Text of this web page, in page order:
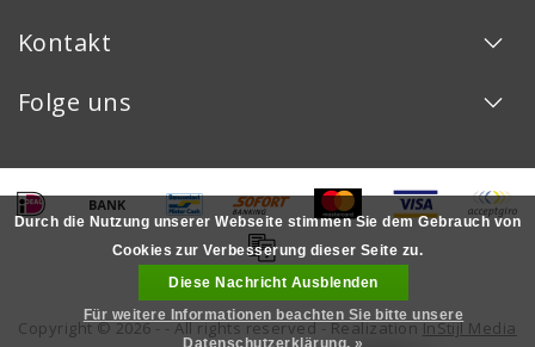
Kontakt
Folge uns
Copyright © 2026 - - All rights reserved - RealizationInStijl Media
Durch die Nutzung unserer Webseite stimmen Sie dem Gebrauch von
Cookies zur Verbesserung dieser Seite zu.
Diese Nachricht Ausblenden
Für weitere Informationen beachten Sie bitte unsere
Datenschutzerklärung. »